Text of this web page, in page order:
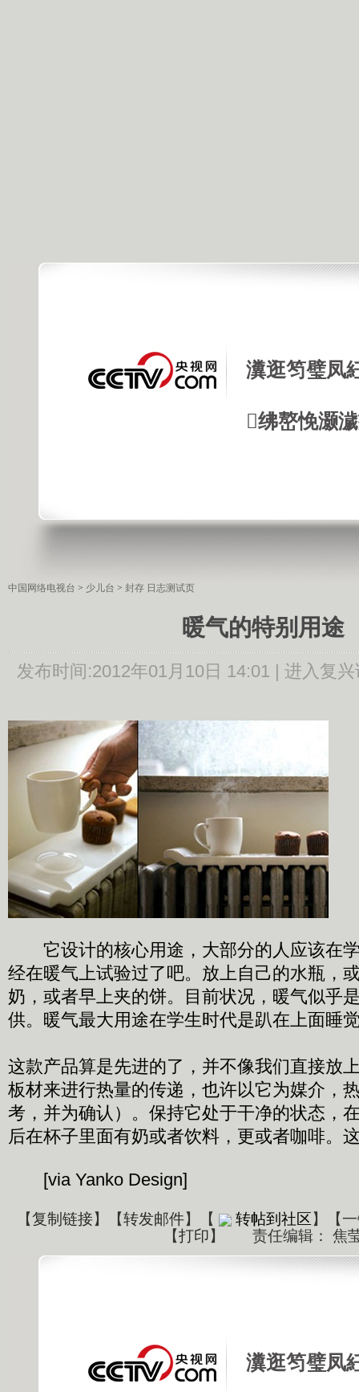
瀵逛笉璧凤
绋嶅悗灏
中国网络电视台 > 少儿台 > 封存 日志测试页
暖气的特别用途
发布时间:2012年01月10日 14:01 | 进入复兴
它设计的核心用途，大部分的人应该在
经在暖气上试验过了吧。放上自己的水瓶，
奶，或者早上夹的饼。目前状况，暖气似乎
供。暖气最大用途在学生时代是趴在上面睡
这款产品算是先进的了，并不像我们直接放
板材来进行热量的传递，也许以它为媒介，
考，并为确认）。保持它处于干净的状态，
后在杯子里面有奶或者饮料，更或者咖啡。
[via Yanko Design]
【复制链接】【转发邮件】 【 转帖到社区 】【
【打印】 责任编辑： 焦
瀵逛笉璧凤